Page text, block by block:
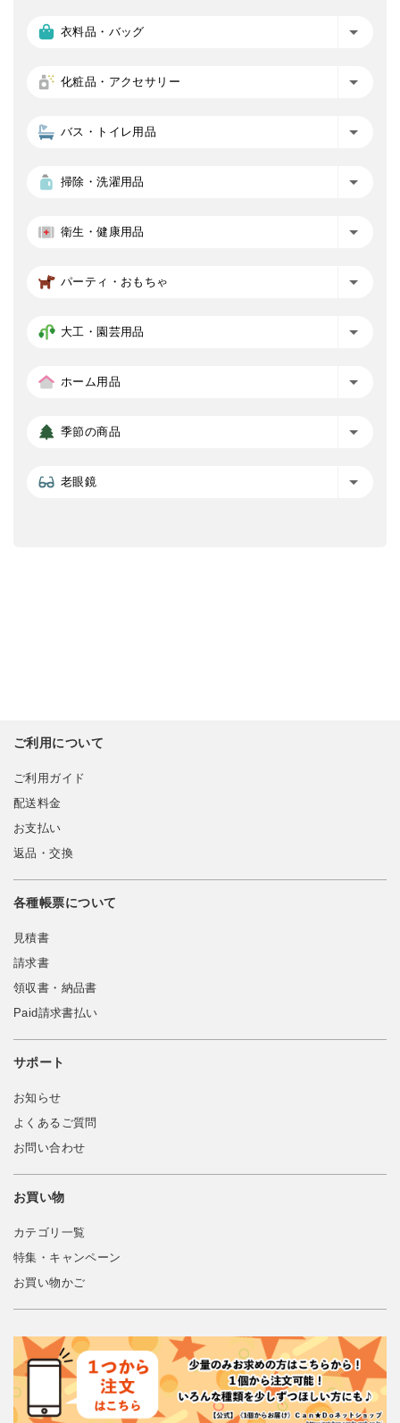
衣料品・バッグ
化粧品・アクセサリー
バス・トイレ用品
掃除・洗濯用品
衛生・健康用品
パーティ・おもちゃ
大工・園芸用品
ホーム用品
季節の商品
老眼鏡
ご利用について
ご利用ガイド
配送料金
お支払い
返品・交換
各種帳票について
見積書
請求書
領収書・納品書
Paid請求書払い
サポート
お知らせ
よくあるご質問
お問い合わせ
お買い物
カテゴリ一覧
特集・キャンペーン
お買い物かご